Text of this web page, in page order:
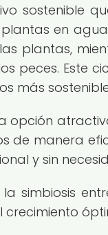
sostenible
en
plantas,
peces. Este
más
opción
manera
y sin
simbiosis